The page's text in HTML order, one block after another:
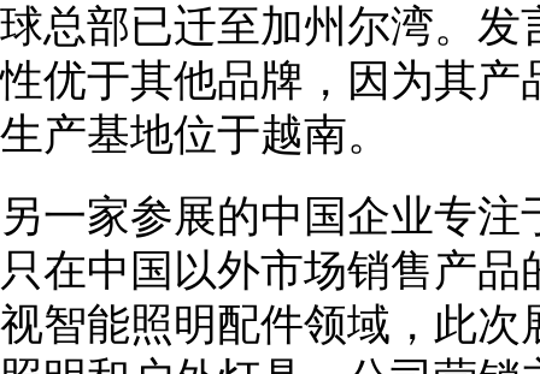
球总部已迁至加州尔湾。
性优于其他品牌，因为其
生产基地位于越南。
另一家参展的中国企业专
只在中国以外市场销售产
视智能照明配件领域，此